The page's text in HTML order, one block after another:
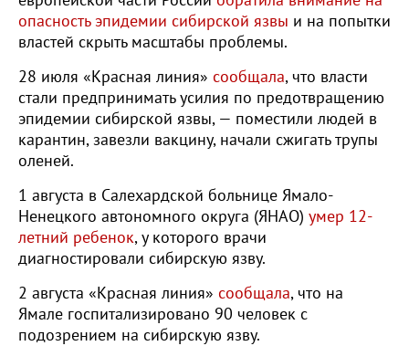
опасность эпидемии сибирской язвы и на попытки
властей скрыть масштабы проблемы.
28 июля «Красная линия» сообщала, что власти
стали предпринимать усилия по предотвращению
эпидемии сибирской язвы, — поместили людей в
карантин, завезли вакцину, начали сжигать трупы
оленей.
1 августа в Салехардской больнице Ямало-
Ненецкого автономного округа (ЯНАО) умер 12-
летний ребенок, у которого врачи
диагностировали сибирскую язву.
2 августа «Красная линия» сообщала, что на
Ямале госпитализировано 90 человек с
подозрением на сибирскую язву.